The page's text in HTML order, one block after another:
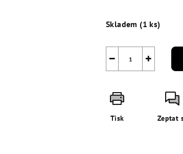
cena:
Skladem (1 ks)
+
−
Tisk Zeptat